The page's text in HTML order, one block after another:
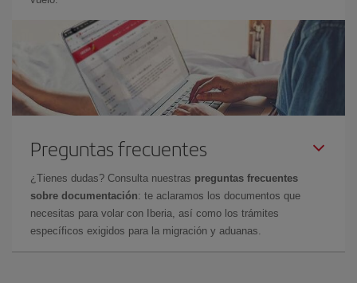
Preguntas frecuentes
¿Tienes dudas? Consulta nuestras preguntas frecuentes
sobre documentación: te aclaramos los documentos que
necesitas para volar con Iberia, así como los trámites
específicos exigidos para la migración y aduanas.